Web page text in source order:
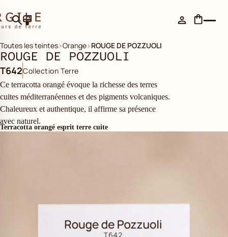
Toutes les teintes›Orange›ROUGE DE POZZUOLI
ROUGE DE POZZUOLI
T642Collection Terre
Ce terracotta orangé évoque la richesse des terres
cuites méditerranéennes et des pigments volcaniques.
Chaleureux et authentique, il affirme sa présence
avec naturel.
Terracotta orangé esprit terre cuite